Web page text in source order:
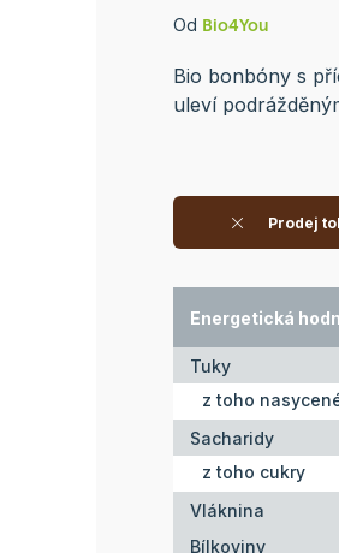
Od Bio4You
Bio bonbóny s
uleví
Prodej
Energetická
Tuky
z toho
Sacharidy
z toho cukry
Vláknina
Bílkoviny